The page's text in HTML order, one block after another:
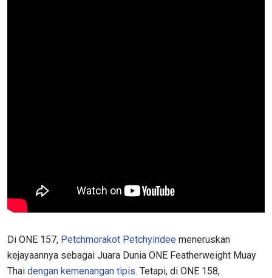
Di ONE 157, Petchmorakot Petchyindee meneruskan
kejayaannya sebagai Juara Dunia ONE Featherweight Muay
Thai dengan kemenangan tipis. Tetapi, di ONE 158,